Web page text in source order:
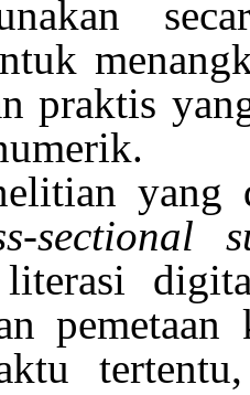
praktis
.
yang
sectional
literasi
pemetaan
tertentu